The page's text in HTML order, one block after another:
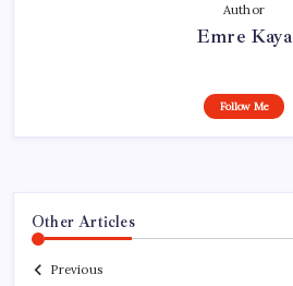
Author
Emre Kaya
Follow Me
Other Articles
Previous